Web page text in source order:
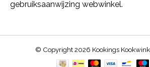
gebruiksaanwijzing webwinkel.
© Copyright 2026 Kookings